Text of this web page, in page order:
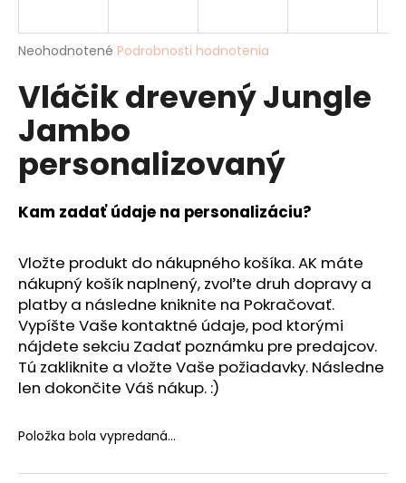
Priemerné
produktu
je
0,0
z
5
hviezdičiek.
Neohodnotené Podrobnosti hodnotenia
Vláčik drevený Jungle
Jambo
personalizovaný
Kam zadať údaje na personalizáciu?
Vložte produkt do nákupného košíka. AK máte
nákupný košík naplnený, zvoľte druh dopravy a
platby a následne kniknite na Pokračovať.
Vypíšte Vaše kontaktné údaje, pod ktorými
nájdete sekciu Zadať poznámku pre predajcov.
Tú zakliknite a vložte Vaše požiadavky. Následne
len dokončite Váš nákup. :)
Položka bola vypredaná…
j
ť
?
HĽADAŤ
O
d
p
o
r
ú
a
m
e